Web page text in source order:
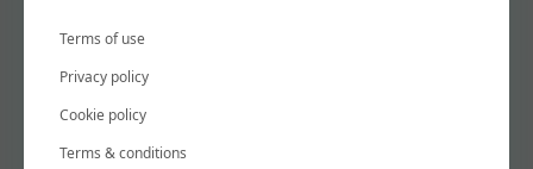
Terms of use
Privacy policy
Cookie policy
Terms & conditions